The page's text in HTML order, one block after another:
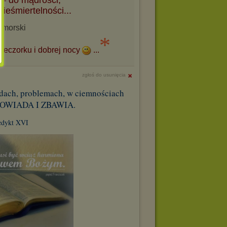
i dobrej nocy ...*
zgłoś do usunięcia
problemach, w ciemnościach
I ZBAWIA.
XVI